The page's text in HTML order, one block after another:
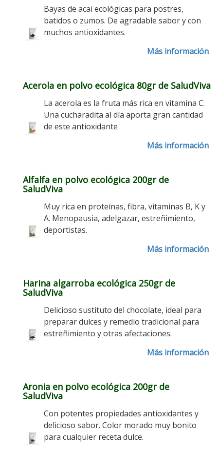
Bayas de acai ecológicas para postres,
batidos o zumos. De agradable sabor y con
muchos antioxidantes.
Más información
Acerola en polvo ecológica 80gr de SaludViva
La acerola es la fruta más rica en vitamina C.
Una cucharadita al día aporta gran cantidad
de este antioxidante
Más información
Alfalfa en polvo ecológica 200gr de
SaludViva
Muy rica en proteínas, fibra, vitaminas B, K y
A. Menopausia, adelgazar, estreñimiento,
deportistas.
Más información
Harina algarroba ecológica 250gr de
SaludViva
Delicioso sustituto del chocolate, ideal para
preparar dulces y remedio tradicional para
estreñimiento y otras afectaciones.
Más información
Aronia en polvo ecológica 200gr de
SaludViva
Con potentes propiedades antioxidantes y
delicioso sabor. Color morado muy bonito
para cualquier receta dulce.